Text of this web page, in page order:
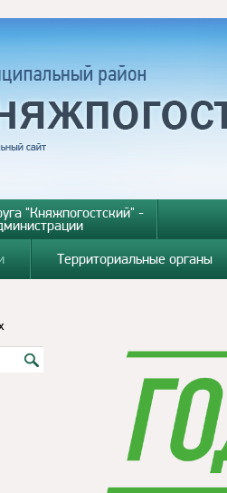
"Княжпогостский" -
Территориальные органы